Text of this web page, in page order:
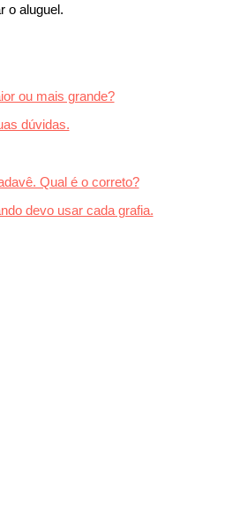
o aluguel.
ou mais grande?
dúvidas.
Qual é o correto?
devo usar cada grafia.